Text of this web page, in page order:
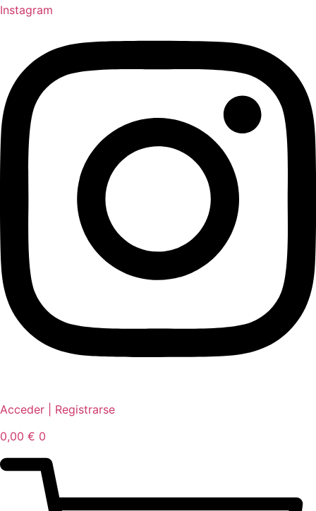
Instagram
Acceder | Registrarse
0,00 € 0